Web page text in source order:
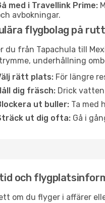
med i Travellink Prime:
avbokningar.
flygbolag på
du från Tapachula till
underhållning
rätt plats: För längre
dig fräsch: Drick
ut buller: Ta med
ut dig ofta: Gå i
och
om du flyger i affärer